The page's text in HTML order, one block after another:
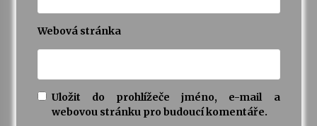
Webová stránka
Uložit do prohlížeče jméno, e-mail a
webovou stránku pro budoucí komentáře.